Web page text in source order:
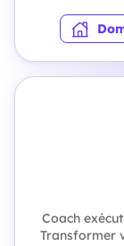
Coach
Transformer